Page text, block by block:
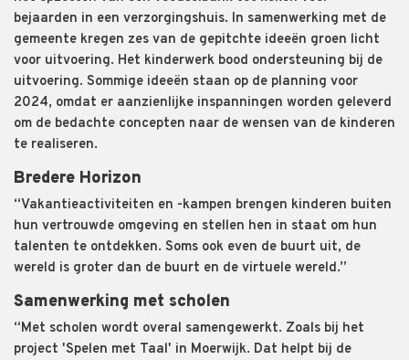
bejaarden in een verzorgingshuis. In samenwerking met de
gemeente kregen zes van de gepitchte ideeën groen licht
voor uitvoering. Het kinderwerk bood ondersteuning bij de
uitvoering. Sommige ideeën staan op de planning voor
2024, omdat er aanzienlijke inspanningen worden geleverd
om de bedachte concepten naar de wensen van de kinderen
te realiseren.
Bredere Horizon
“Vakantieactiviteiten en -kampen brengen kinderen buiten
hun vertrouwde omgeving en stellen hen in staat om hun
talenten te ontdekken. Soms ook even de buurt uit, de
wereld is groter dan de buurt en de virtuele wereld.”
Samenwerking met scholen
“Met scholen wordt overal samengewerkt. Zoals bij het
project 'Spelen met Taal' in Moerwijk. Dat helpt bij de